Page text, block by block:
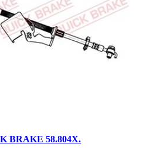
BRAKE 58.804X.